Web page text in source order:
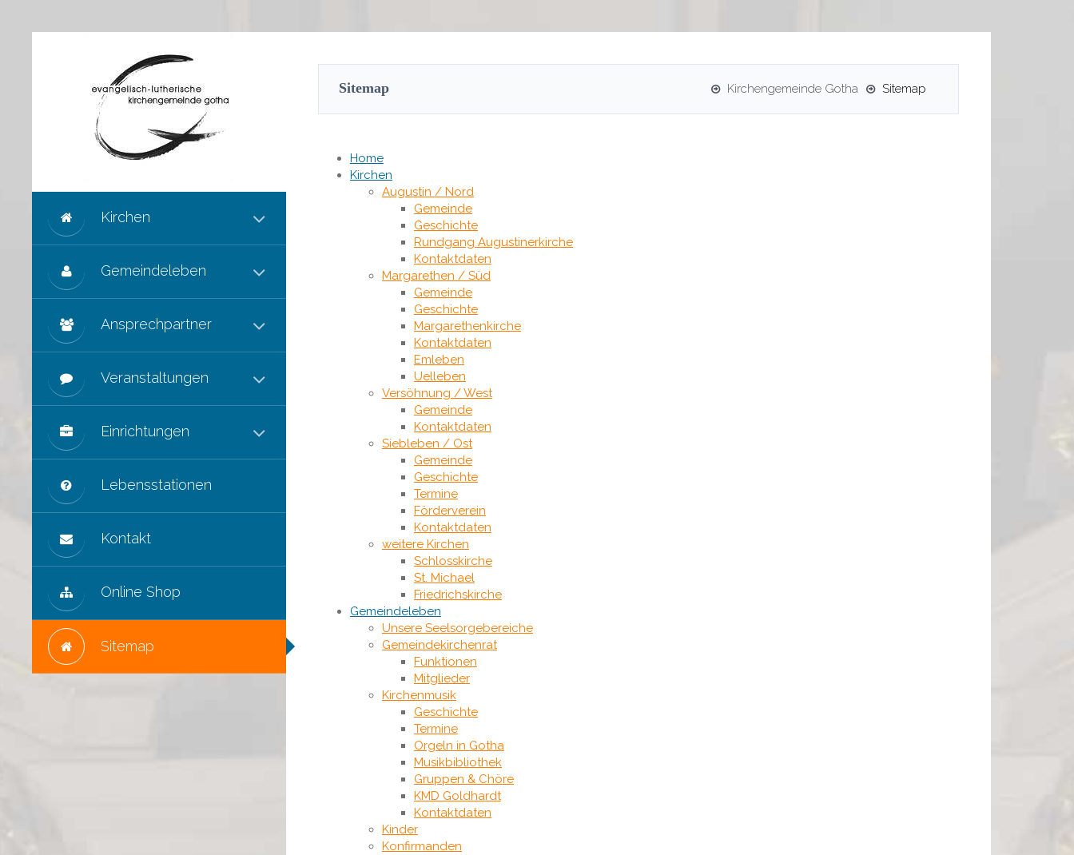
Kirchen
Gemeindeleben
Ansprechpartner
Veranstaltungen
Einrichtungen
Lebensstationen
Kontakt
Online Shop
Sitemap
Sitemap Kirchengemeinde Gotha Sitemap
Home
Kirchen
Augustin / Nord
Gemeinde
Geschichte
Rundgang Augustinerkirche
Kontaktdaten
Margarethen / Süd
Gemeinde
Geschichte
Margarethenkirche
Kontaktdaten
Emleben
Uelleben
Versöhnung / West
Gemeinde
Kontaktdaten
Siebleben / Ost
Gemeinde
Geschichte
Termine
Förderverein
Kontaktdaten
weitere Kirchen
Schlosskirche
St. Michael
Friedrichskirche
Gemeindeleben
Unsere Seelsorgebereiche
Gemeindekirchenrat
Funktionen
Mitglieder
Kirchenmusik
Geschichte
Termine
Orgeln in Gotha
Musikbibliothek
Gruppen & Chöre
KMD Goldhardt
Kontaktdaten
Kinder
Konfirmanden